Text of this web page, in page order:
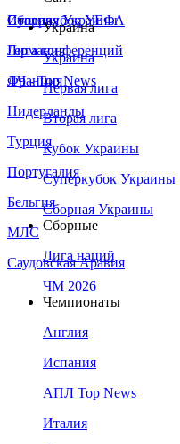
Сборная Украины
Италия
Германия
Франция
Нидерланды
Турция
Португалия
Бельгия
МЛС
Саудовская Аравия
Суперкубок УЕФА
Лига конференций
ЛЧ - Top News
Украина
Украина
Первая лига
Вторая лига
Кубок Украины
Суперкубок Украины
Сборная Украины
Сборные
Лига наций
ЧМ 2026
Чемпионаты
Англия
Испания
АПЛ Top News
Италия